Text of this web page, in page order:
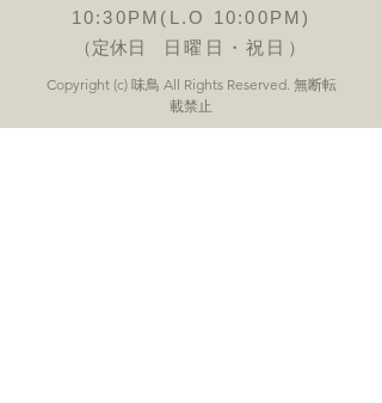
10:30PM(L.O 10:00PM)
（定休日
日曜日・祝日）
Copyright (c) 味鳥 All Rights Reserved. 無断転
載禁止